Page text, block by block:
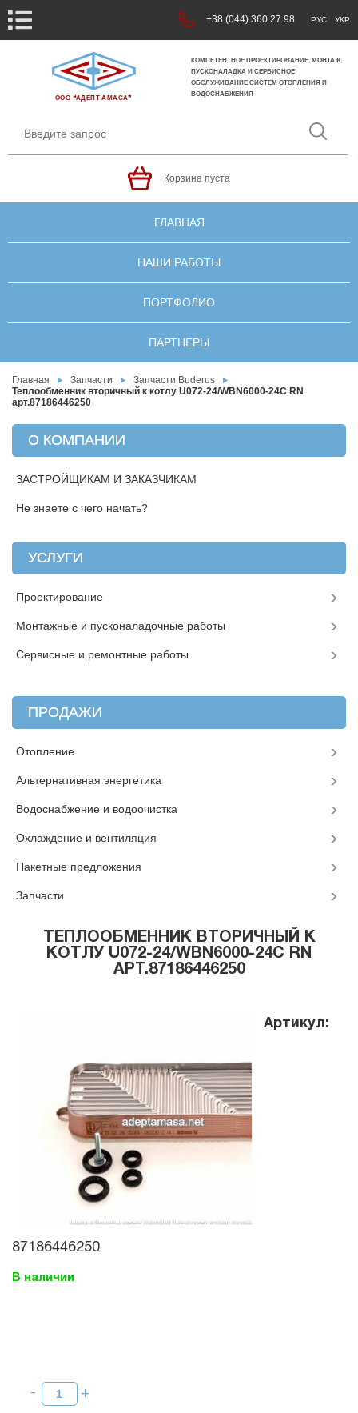
+38 (044) 360 27 98 РУС УКР
ООО ❝АДЕПТ АМАСА❞
КОМПЕТЕНТНОЕ ПРОЕКТИРОВАНИЕ, МОНТАЖ,
ПУСКОНАЛАДКА И СЕРВИСНОЕ
ОБСЛУЖИВАНИЕ СИСТЕМ ОТОПЛЕНИЯ И
ВОДОСНАБЖЕНИЯ
Корзина пуста
ГЛАВНАЯ
НАШИ РАБОТЫ
ПОРТФОЛИО
ПАРТНЕРЫ
Главная Запчасти
Запчасти Buderus
Теплообменник вторичный к котлу U072-24/WBN6000-24C RN
арт.87186446250
ТЕПЛООБМЕННИК ВТОРИЧНЫЙ К
КОТЛУ U072-24/WBN6000-24C RN
АРТ.87186446250
Артикул:
87186446250
В наличии
О КОМПАНИИ
ЗАСТРОЙЩИКАМ И ЗАКАЗЧИКАМ
Не знаете с чего начать?
УСЛУГИ
Проектирование
Монтажные и пусконаладочные работы
Сервисные и ремонтные работы
ПРОДАЖИ
Отопление
Альтернативная энергетика
Водоснабжение и водоочистка
Охлаждение и вентиляция
Пакетные предложения
Запчасти